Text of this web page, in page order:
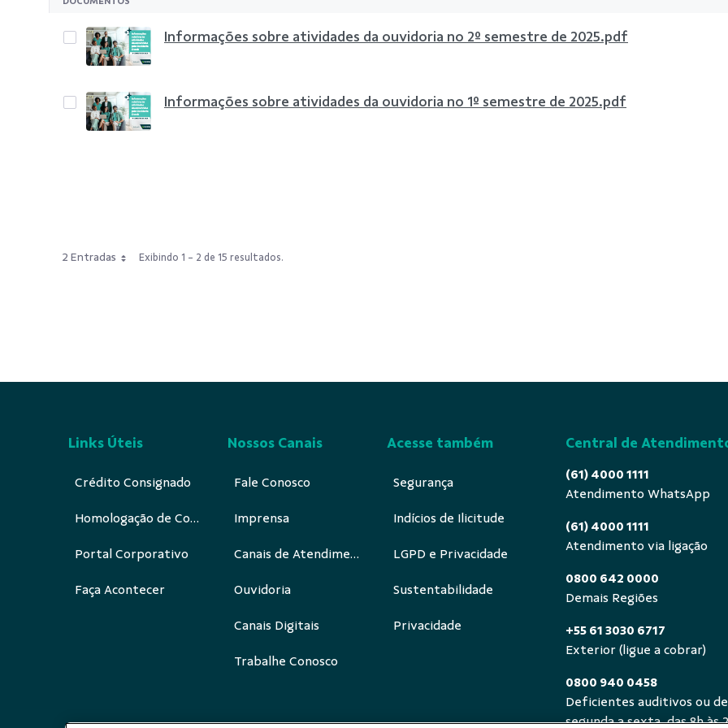
Informações sobre atividades da ouvidoria no 2º semestre de 2025.pdf
Informações sobre atividades da ouvidoria no 1º semestre de 2025.pdf
2 Entradas Exibindo 1 - 2 de 15 resultados.
Links Úteis
Crédito Consignado
Homologação de Cobrança
Portal Corporativo
Faça Acontecer
Nossos Canais
Fale Conosco
Imprensa
Canais de Atendimento
Ouvidoria
Canais Digitais
Trabalhe Conosco
Acesse também
Segurança
Indícios de Ilicitude
LGPD e Privacidade
Sustentabilidade
Privacidade
Central de
(61) 4000 1111
Atendimento WhatsApp
(61) 4000 1111
Atendimento via ligação
0800 642 0000
Demais Regiões
+55 61 3030 6717
Exterior (ligue a cobrar)
0800 940 0458
Deficientes auditivos ou
segunda a sexta, das 8h às